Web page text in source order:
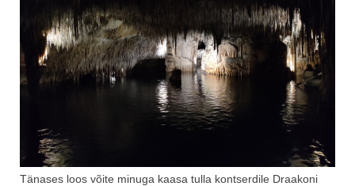
Tänases loos võite minuga kaasa tulla kontserdile Draakoni